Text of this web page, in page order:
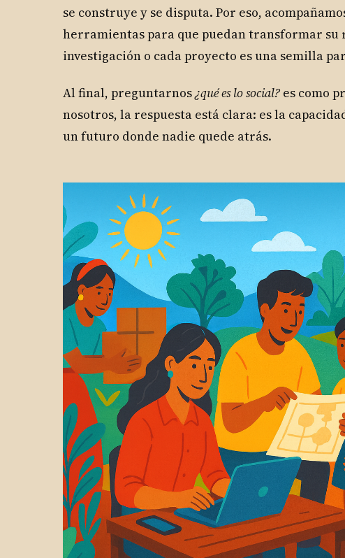
se construye y se disputa. Por eso,
herramientas para que puedan transformar su
investigación o cada proyecto es una semilla
Al final, preguntarnos¿qué es lo social? es como
nosotros, la respuesta está clara: es la
un futuro donde nadie quede atrás.